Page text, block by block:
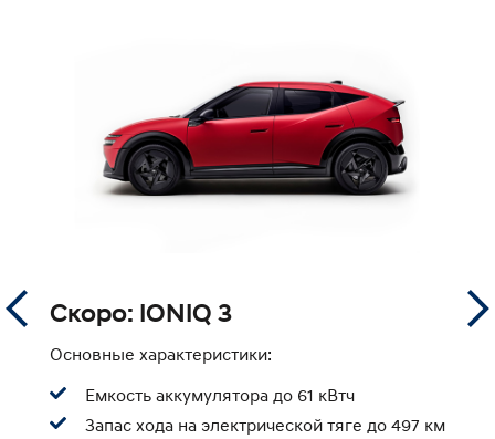
Скоро: IONIQ 3
Основные характеристики:
Емкость аккумулятора до 61 кВтч
Запас хода на электрической тяге до 497 км